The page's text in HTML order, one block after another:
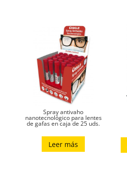
Spray antivaho
nanotecnológico para lentes
de gafas en caja de 25 uds.
Leer más